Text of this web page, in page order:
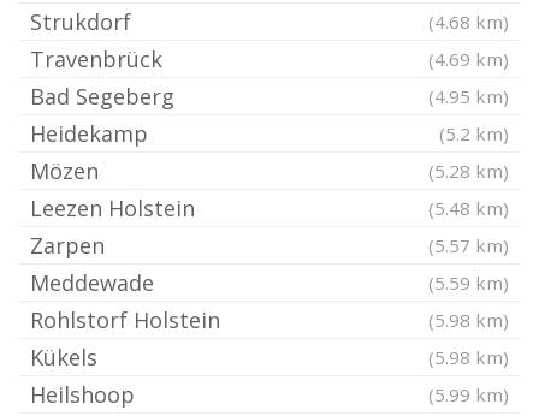
Strukdorf (4.68 km)
Travenbrück (4.69 km)
Bad Segeberg (4.95 km)
Heidekamp (5.2 km)
Mözen (5.28 km)
Leezen Holstein (5.48 km)
Zarpen (5.57 km)
Meddewade (5.59 km)
Rohlstorf Holstein (5.98 km)
Kükels (5.98 km)
Heilshoop (5.99 km)